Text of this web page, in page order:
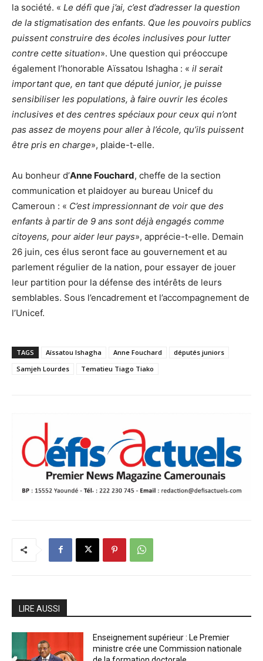
la société. « Le défi que j’ai, c’est d’adresser la question
de la stigmatisation des enfants. Que les pouvoirs publics
puissent construire des écoles inclusives pour lutter
contre cette situation». Une question qui préoccupe
également l’honorable Aïssatou Ishagha : « il serait
important que, en tant que député junior, je puisse
sensibiliser les populations, à faire ouvrir les écoles
inclusives et des centres spéciaux pour ceux qui n’ont
pas assez de moyens pour aller à l’école, qu’ils puissent
être pris en charge», plaide-t-elle.
Au bonheur d’Anne Fouchard, cheffe de la section
communication et plaidoyer au bureau Unicef du
Cameroun : « C’est impressionnant de voir que des
enfants à partir de 9 ans sont déjà engagés comme
citoyens, pour aider leur pays», apprécie-t-elle. Demain
26 juin, ces élus seront face au gouvernement et au
parlement régulier de la nation, pour essayer de jouer
leur partition pour la défense des intérêts de leurs
semblables. Sous l’encadrement et l’accompagnement de
l’Unicef.
TAGS Aïssatou Ishagha Anne Fouchard
députés juniors
Samjeh Lourdes
Tematieu Tiago Tiako
LIRE AUSSI
Enseignement supérieur : Le Premier
ministre crée une Commission nationale